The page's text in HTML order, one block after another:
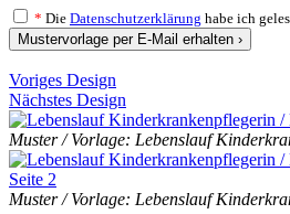
* Die Datenschutzerklärung habe ich
Mustervorlage per E-Mail erhalten ›
Voriges Design
Nächstes Design
Muster / Vorlage: Lebenslauf
Muster / Vorlage: Lebenslauf